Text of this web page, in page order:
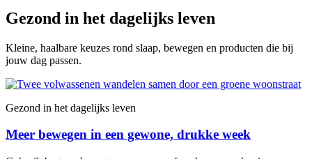
Gezond in het dagelijks leven
Kleine, haalbare keuzes rond slaap, bewegen en producten die bij
jouw dag passen.
Gezond in het dagelijks leven
Meer bewegen in een gewone, drukke week